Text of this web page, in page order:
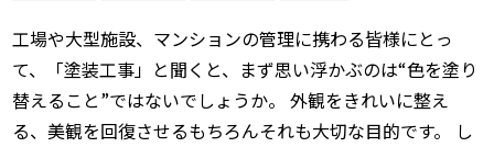
工場や大型施設、マンションの管理に携わる皆様にとっ
て、「塗装工事」と聞くと、まず思い浮かぶのは“色を塗り
替えること”ではないでしょうか。 外観をきれいに整え
る、美観を回復させる――もちろんそれも大切な目的です。 し